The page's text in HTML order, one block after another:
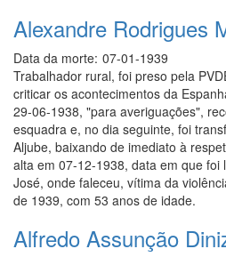
Alexandre Rodrigues
Data da morte: 07-01-1939
Trabalhador rural, foi preso pela
criticar os acontecimentos da
29-06-1938, "para averiguações",
esquadra e, no dia seguinte, foi
Aljube, baixando de imediato à
alta em 07-12-1938, data em que foi
José, onde faleceu, vítima da
de 1939, com 53 anos de idade.
Alfredo Assunção